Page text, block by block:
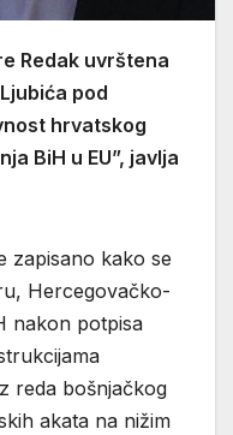
Redak uvrštena
pod
hrvatskog
BiH u EU”, javlja
zapisano kako se
Hercegovačko-
nakon potpisa
reda bošnjačkog
akata na nižim